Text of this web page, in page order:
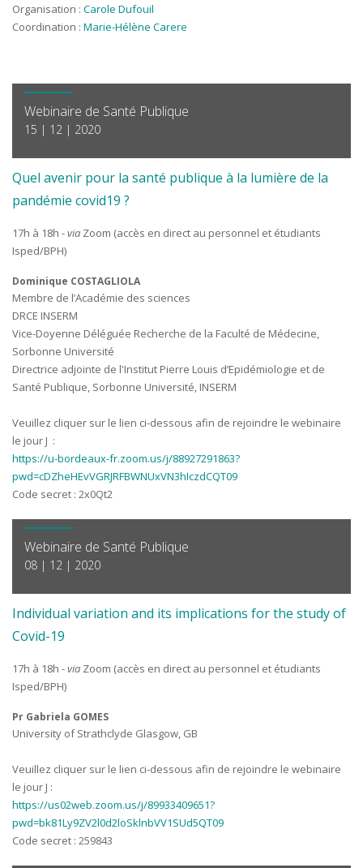
Organisation : Carole Dufouil
Coordination : Marie-Hélène Carere
Webinaire de Santé Publique
15 | 12 | 2020
Quel avenir pour la santé publique à la lumière de la
pandémie covid19 ?
17h à 18h -via Zoom (accès en direct au personnel et étudiants
Isped/BPH)
Dominique COSTAGLIOLA
Membre de l’Académie des sciences
DRCE INSERM
Vice-Doyenne Déléguée Recherche de la Faculté de Médecine,
Sorbonne Université
Directrice adjointe de l'Institut Pierre Louis d’Epidémiologie et de
Santé Publique, Sorbonne Université, INSERM
Veuillez cliquer sur le lien ci-dessous afin de rejoindre le webinaire
le jour J :
https://u-bordeaux-fr.zoom.us/j/88927291863?
pwd=cDZheHEvVGRJRFBWNUxVN3hIczdCQT09
Code secret : 2x0Qt2
Webinaire de Santé Publique
08 | 12 | 2020
Individual variation and its implications for the study of
Covid-19
17h à 18h -via Zoom (accès en direct au personnel et étudiants
Isped/BPH)
Pr Gabriela GOMES
University of Strathclyde Glasgow, GB
Veuillez cliquer sur le lien ci-dessous afin de rejoindre le webinaire
le jour J :
https://us02web.zoom.us/j/89933409651?
pwd=bk81Ly9ZV2l0d2loSklnbVV1SUd5QT09
Code secret : 259843